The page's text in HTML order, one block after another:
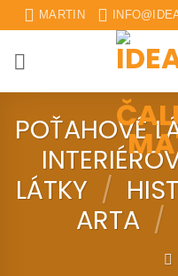
Skip
to
content
MARTIN
POŤAHOVÉ
LÁTKY /
ARTA /